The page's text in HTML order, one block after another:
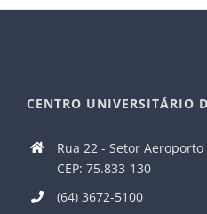
CENTRO UNIVERSITÁRIO
Rua 22 - Setor Aeroporto
CEP: 75.833-130
(64) 3672-5100